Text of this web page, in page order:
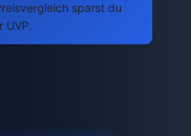
sparst du
UVP.